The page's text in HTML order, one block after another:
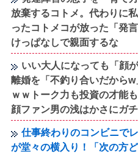
放棄するコトメ。代わりに
ったコトメコが放った「発
けっぱなしで親面するな
いい大人になっても「顔
離婚を「不釣り合いだから
ｗｗトーク力も投資の才能
顔ファン男の浅はかさにガ
仕事終わりのコンビニで
が堂々の横入り！「次の方